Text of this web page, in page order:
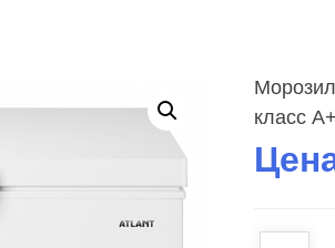
класс A+